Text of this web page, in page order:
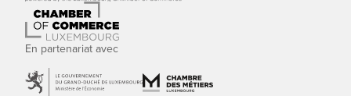
En partenariat avec